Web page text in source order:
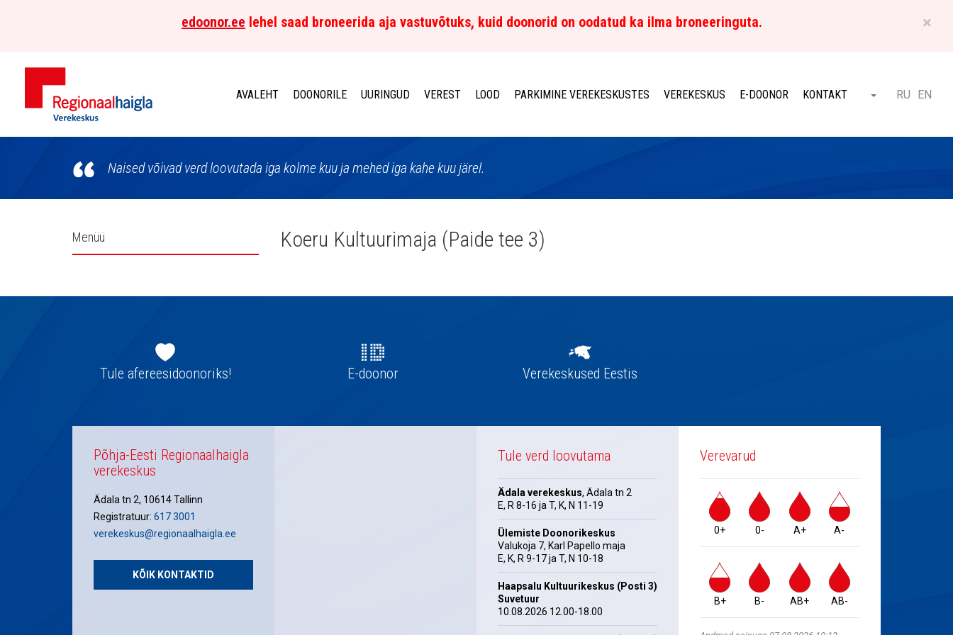
×
edoonor.ee lehel saad broneerida aja vastuvõtuks, kuid doonorid on oodatud ka ilma broneeringuta.
Põhja-
Regionaalhaigla
Verekeskus
AVALEHT DOONORILE UURINGUD VEREST LOOD PARKIMINE VEREKESKUSTES VEREKESKUS E-DOONOR KONTAKT Otsi ET
RU EN
Naised võivad verd loovutada iga kolme kuu ja mehed iga kahe kuu järel.
Külgpaani
Menüü Koeru Kultuurimaja (Paide tee 3)
navigatsioonTule afereesidoonoriks! E-doonor Verekeskused Eestis
Põhja-Eesti Regionaalhaigla
verekeskus
Ädala tn 2, 10614 Tallinn
Registratuur: 617 3001
verekeskus@regionaalhaigla.ee
KÕIK KONTAKTID
Tule verd loovutama
Ädala verekeskus, Ädala tn 2
E, R 8-16 ja T, K, N 11-19
Ülemiste Doonorikeskus
Valukoja 7, Karl Papello maja
E, K, R 9-17 ja T, N 10-18
Haapsalu Kultuurikeskus (Posti 3)
Suvetuur
10.08.2026 12.00-18.00
Verevarud
0+ 0- A+ A-
B+ B- AB+ AB-